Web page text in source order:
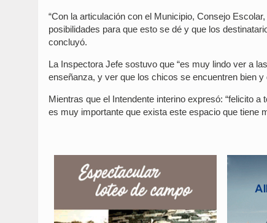
“Con la articulación con el Municipio, Consejo
posibilidades para que esto se dé y que los
concluyó.
La Inspectora Jefe sostuvo que “es muy lindo ver a
enseñanza, y ver que los chicos se encuentren bien
Mientras que el Intendente interino expresó: “felicito
es muy importante que exista este espacio que tiene